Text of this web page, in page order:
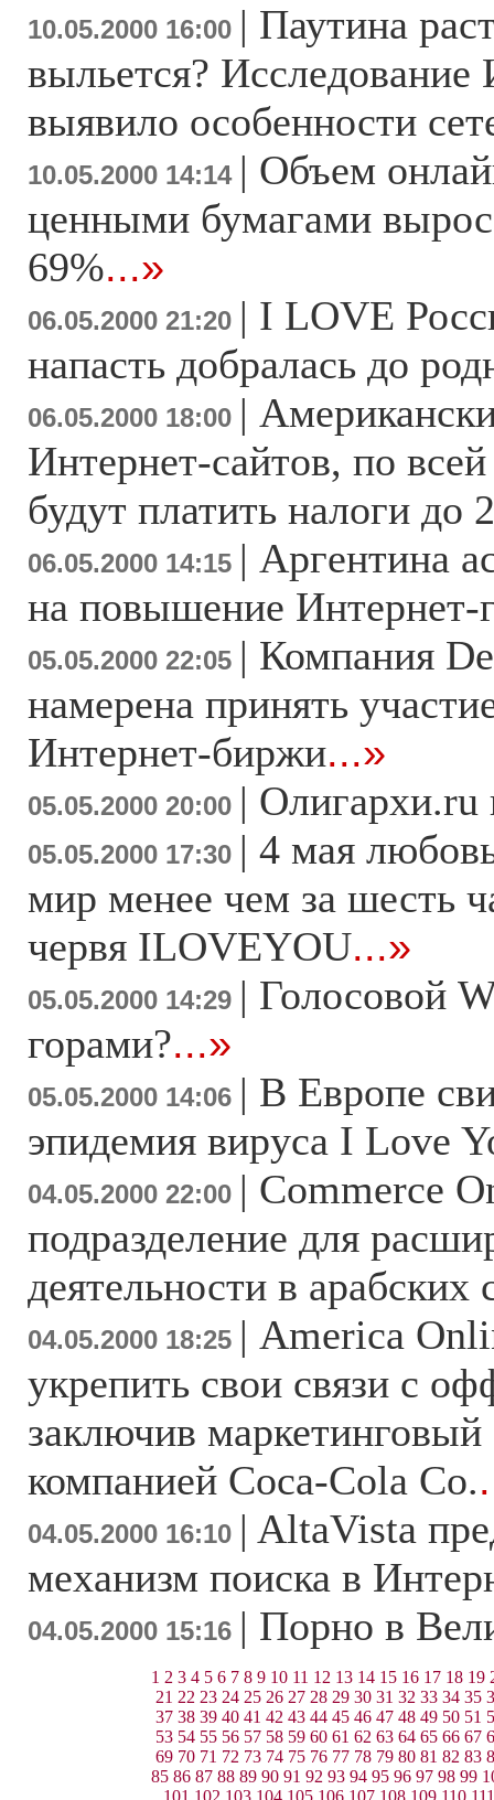
10.05.2000 16:00 | Паутина
выльется? Исследование
выявило особенности
10.05.2000 14:14 | Объем
ценными бумагами
69%...»
06.05.2000 21:20 | I LOVE
напасть добралась до
06.05.2000 18:00 |
Интернет-сайтов, по
будут платить налоги до
06.05.2000 14:15 | Аргентина
на повышение Интернет-
05.05.2000 22:05 | Компания
намерена принять
Интернет-биржи...»
05.05.2000 20:00 | Олигархи.ru
05.05.2000 17:30 | 4 мая
мир менее чем за шесть
червя ILOVEYOU...»
05.05.2000 14:29 | Голосовой
горами?...»
05.05.2000 14:06 | В Европе
эпидемия вируса I Love
04.05.2000 22:00 | Commerce
подразделение для
деятельности в арабских
04.05.2000 18:25 | America
укрепить свои связи с
заключив маркетинговый
компанией Coca-Cola Co.
04.05.2000 16:10 | AltaVista
механизм поиска в
04.05.2000 15:16 | Порно в
1 2 3 4 5 6 7 8 9 10 11 12 13 14 15 16 17 18 19
21 22 23 24 25 26 27 28 29 30 31 32 33 34 35
37 38 39 40 41 42 43 44 45 46 47 48 49 50 51
53 54 55 56 57 58 59 60 61 62 63 64 65 66 67
69 70 71 72 73 74 75 76 77 78 79 80 81 82 83
85 86 87 88 89 90 91 92 93 94 95 96 97 98 99
101 102 103 104 105 106 107 108 109 110 111